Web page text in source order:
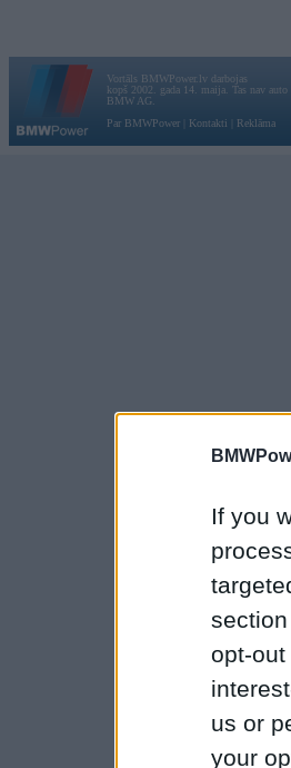
If you
opt-
us or
your
Vortāls BMWPower.lv darbojas
kopš 2002. gada 14. maija. Tas nav
BMW AG.
Par BMWPower
Kontakti Reklāma